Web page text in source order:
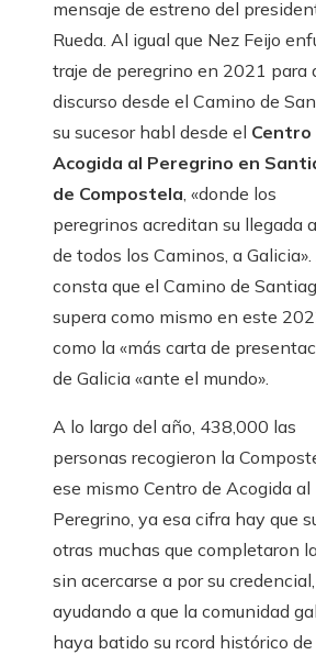
mensaje de estreno del
Rueda. Al igual que Nez Feijo
traje de peregrino en 2021 para
discurso desde el Camino de
su sucesor habl desde el Centro
Acogida al Peregrino en
de Compostela, «donde los
peregrinos acreditan su llegada
de todos los Caminos, a Galicia».
consta que el Camino de
supera como mismo en este
como la «más carta de
de Galicia «ante el mundo».
A lo largo del año, 438,000 las
personas recogieron la
ese mismo Centro de Acogida al
Peregrino, ya esa cifra hay que
otras muchas que completaron
sin acercarse a por su credencial,
ayudando a que la comunidad
haya batido su rcord histórico de